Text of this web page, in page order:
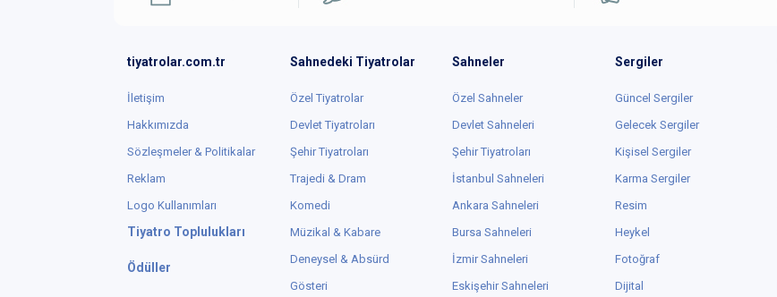
tiyatrolar.com.tr
İletişim
Hakkımızda
Sözleşmeler & Politikalar
Reklam
Logo Kullanımları
Tiyatro Toplulukları
Ödüller
Sahnedeki Tiyatrolar
Özel Tiyatrolar
Devlet Tiyatroları
Şehir Tiyatroları
Trajedi & Dram
Komedi
Müzikal & Kabare
Deneysel & Absürd
Gösteri
Sahneler
Özel Sahneler
Devlet Sahneleri
Şehir Tiyatroları
İstanbul Sahneleri
Ankara Sahneleri
Bursa Sahneleri
İzmir Sahneleri
Eskişehir Sahneleri
Sergiler
Güncel Sergiler
Gelecek Sergiler
Kişisel Sergiler
Karma Sergiler
Resim
Heykel
Fotoğraf
Dijital